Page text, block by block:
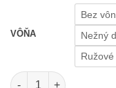
VÔŇA
Bez
Nežný
množstvo Pretty face,